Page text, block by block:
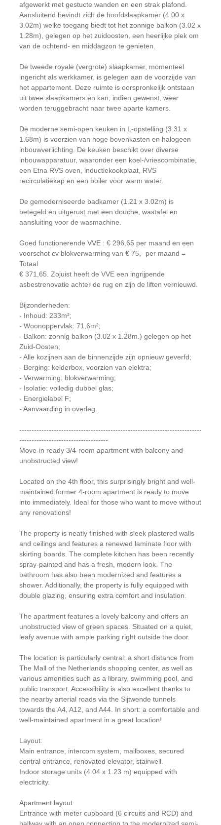
afgewerkt met gestucte wanden en een strak plafond.
Aansluitend bevindt zich de hoofdslaapkamer (4.00 x
3.02m) welke toegang biedt tot het zonnige balkon (3.02 x
1.28m), gelegen op het zuidoosten, een heerlijke plek om
van de ochtend- en middagzon te genieten.
De tweede royale (vergrote) slaapkamer, momenteel
ingericht als werkkamer, is gelegen aan de voorzijde van
het appartement. Deze ruimte is oorspronkelijk ontstaan
uit twee slaapkamers en kan, indien gewenst, weer
worden teruggebracht naar twee aparte kamers.
De moderne semi-open keuken in L-opstelling (3.31 x
1.68m) is voorzien van hoge bovenkasten en halogeen
inbouwverlichting. De keuken beschikt over diverse
inbouwapparatuur, waaronder een koel-/vriescombinatie,
een Etna RVS oven, inductiekookplaat, RVS
recirculatiekap en een boiler voor warm water.
De gemoderniseerde badkamer (1.21 x 3.02m) is
betegeld en uitgerust met een douche, wastafel en
aansluiting voor de wasmachine.
Goed functionerende VVE : € 296,65 per maand en een
voorschot cv blokverwarming van € 75,- per maand =
Totaal
€ 371,65. Zojuist heeft de VVE een ingrijpende
asbestrenovatie achter de rug en zijn de liften vernieuwd.
Bijzonderheden:
- Inhoud: 233m³;
- Woonoppervlak: 71,6m²;
- Balkon: zonnig balkon (3.02 x 1.28m.) gelegen op het
Zuid-Oosten;
- Alle kozijnen aan de binnenzijde zijn opnieuw geverfd;
- Berging: kelderbox, voorzien van elektra;
- Verwarming: blokverwarming;
- Isolatie: volledig dubbel glas;
- Energielabel F;
- Aanvaarding in overleg.
--------------------------------------------------------------------------
------------------------------------
Move-in ready 3/4-room apartment with balcony and
unobstructed view!
Located on the 4th floor, this surprisingly bright and well-
maintained former 4-room apartment is ready to move
into immediately. Ideal for those who want to move without
any renovations!
The property is neatly finished with sleek plastered walls
and ceilings and features a renewed laminate floor with
skirting boards. The complete kitchen has been recently
spray-painted and has a fresh, modern look. The
bathroom has also been modernized and features a
shower. Additionally, the property is fully equipped with
double glazing, ensuring extra comfort and insulation.
The apartment features a lovely balcony and offers an
unobstructed view of green spaces. Situated on a quiet,
leafy avenue with ample parking right outside the door.
The location is particularly central: a short distance from
The Mall of the Netherlands shopping center, as well as
various amenities such as a library, swimming pool, and
public transport. Accessibility is also excellent thanks to
the nearby arterial roads via the Sijtwende tunnels
towards the A4, A12, and A44. In short: a comfortable and
well-maintained apartment in a great location!
Layout:
Main entrance, intercom system, mailboxes, secured
central entrance, renovated elevator, stairwell.
Indoor storage units (4.04 x 1.23 m) equipped with
electricity.
Apartment layout:
Entrance with meter cupboard (6 circuits and RCD) and